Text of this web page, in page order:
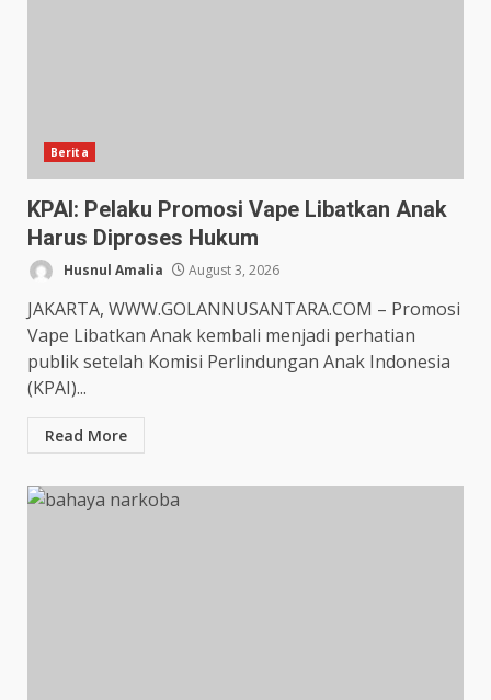
Berita
KPAI: Pelaku Promosi Vape Libatkan Anak
Harus Diproses Hukum
Husnul Amalia August 3, 2026
JAKARTA, WWW.GOLANNUSANTARA.COM – Promosi
Vape Libatkan Anak kembali menjadi perhatian
publik setelah Komisi Perlindungan Anak Indonesia
(KPAI)...
Read More